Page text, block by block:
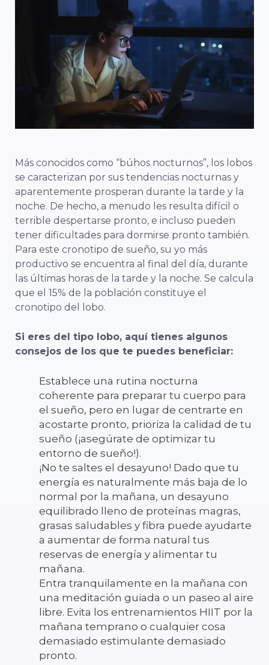
Más conocidos como “búhos nocturnos”, los lobos
se caracterizan por sus tendencias nocturnas y
aparentemente prosperan durante la tarde y la
noche. De hecho, a menudo les resulta difícil o
terrible despertarse pronto, e incluso pueden
tener dificultades para dormirse pronto también.
Para este cronotipo de sueño, su yo más
productivo se encuentra al final del día, durante
las últimas horas de la tarde y la noche. Se calcula
que el 15% de la población constituye el
cronotipo del lobo.
Si eres del tipo lobo, aquí tienes algunos
consejos de los que te puedes beneficiar:
Establece una rutina nocturna
coherente para preparar tu cuerpo para
el sueño, pero en lugar de centrarte en
acostarte pronto, prioriza la calidad de tu
sueño (¡asegúrate de optimizar tu
entorno de sueño!).
¡No te saltes el desayuno! Dado que tu
energía es naturalmente más baja de lo
normal por la mañana, un desayuno
equilibrado lleno de proteínas magras,
grasas saludables y fibra puede ayudarte
a aumentar de forma natural tus
reservas de energía y alimentar tu
mañana.
Entra tranquilamente en la mañana con
una meditación guiada o un paseo al aire
libre. Evita los entrenamientos HIIT por la
mañana temprano o cualquier cosa
demasiado estimulante demasiado
pronto.